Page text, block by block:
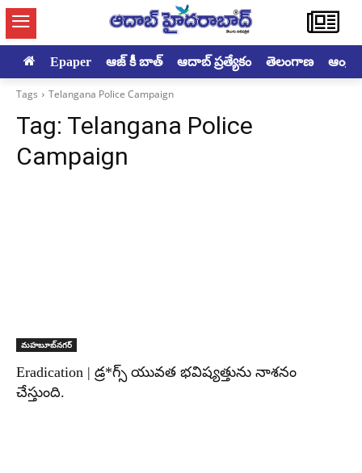
Epaper ఆజ్ కీ బాత్ ఆదాబ్ ప్రత్యేకం తెలంగాణ
Tags Telangana Police Campaign
Tag: Telangana Police
Campaign
మహబూబ్‌నగర్‌
Eradication | డ్ర*గ్స్ యువత భవిష్యత్తును నాశనం
చేస్తుంది.